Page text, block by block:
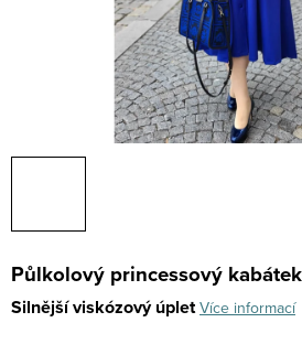
Půlkolový princessový kabátek
Silnější viskózový úplet Více informací